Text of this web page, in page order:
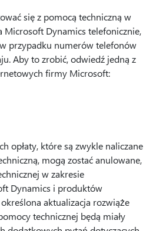
się z pomocą techniczną w
Dynamics telefonicznie,
przypadku numerów telefonów
Aby to zrobić, odwiedź jedną z
firmy Microsoft:
opłaty, które są zwykle naliczane
mogą zostać anulowane,
w zakresie
Dynamics i produktów
aktualizacja rozwiąże
technicznej będą miały